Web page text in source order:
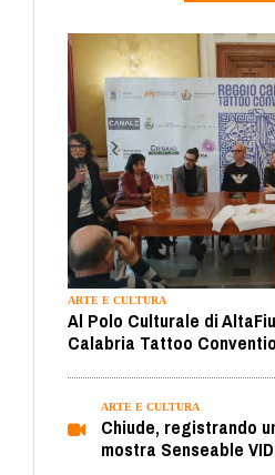
ARTE E CULTURA
Al Polo Culturale di
Calabria Tattoo
ARTE E CULTURA
Chiude, registrando
mostra Senseable